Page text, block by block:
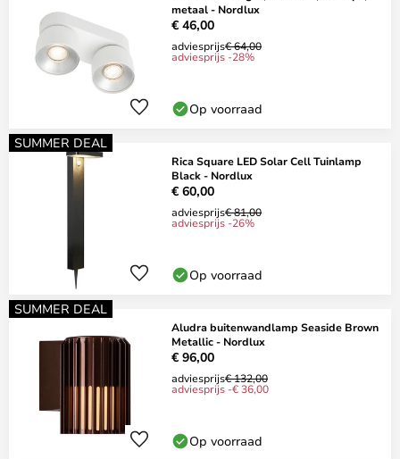
metaal - Nordlux
€ 46,00
adviesprijs€ 64,00
adviesprijs -28%
Op voorraad
SUMMER DEAL
Rica Square LED Solar Cell Tuinlamp
Black - Nordlux
€ 60,00
adviesprijs€ 81,00
adviesprijs -26%
Op voorraad
SUMMER DEAL
Aludra buitenwandlamp Seaside Brown
Metallic - Nordlux
€ 96,00
adviesprijs€ 132,00
adviesprijs -€ 36,00
Op voorraad